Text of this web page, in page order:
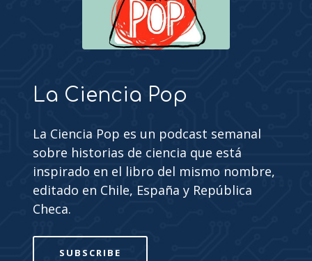
La Ciencia Pop
La Ciencia Pop es un podcast semanal
sobre historias de ciencia que está
inspirado en el libro del mismo nombre,
editado en Chile, España y República
Checa.
SUBSCRIBE